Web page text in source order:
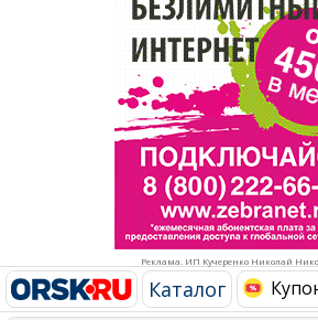
Реклама. ИП Кучеренко Николай
Каталог
Рестораны, кафе, бары
Развлечения и отдых
Спорт Фитнес
Недвижимость
Красота Косметология
Медицина Здоровье
Торговля
Ремонт
Это